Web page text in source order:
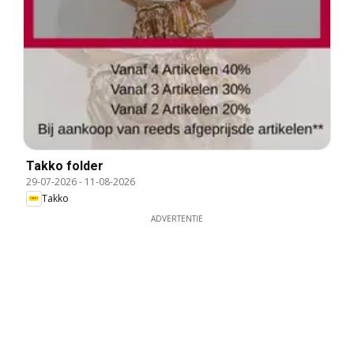
Takko folder
29-07-2026- 11-08-2026
Takko
ADVERTENTIE